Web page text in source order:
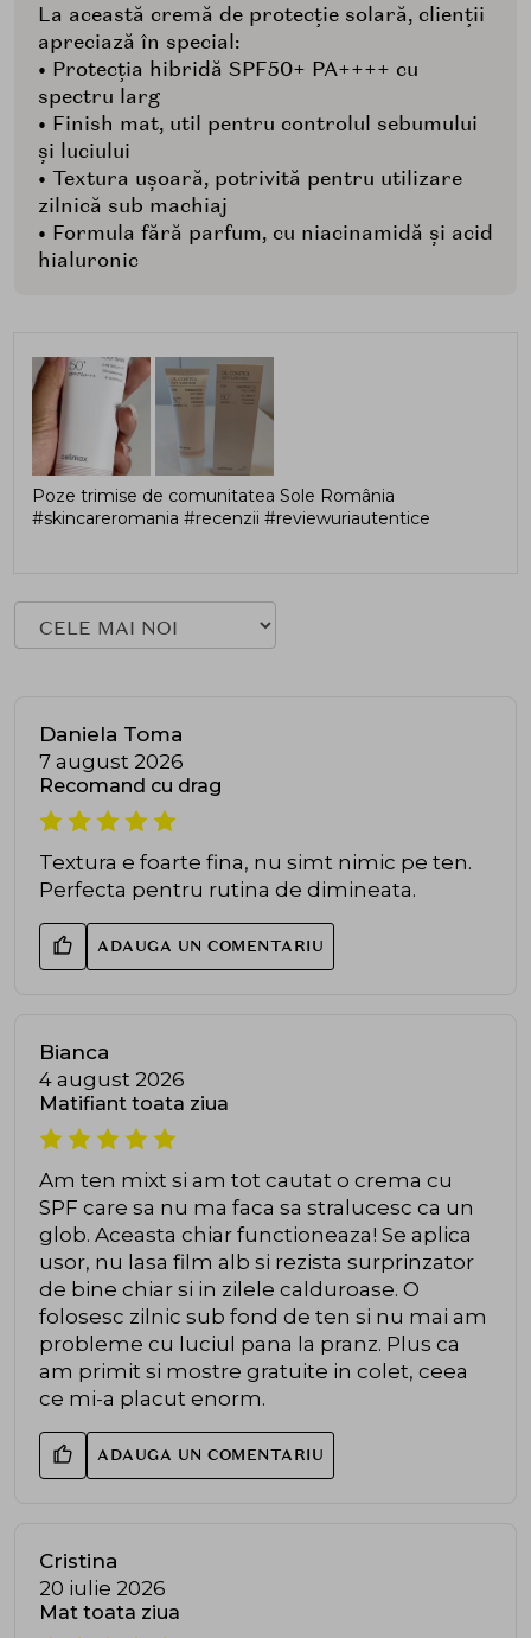
La această cremă de protecție solară, clienții
apreciază în special:
• Protecția hibridă SPF50+ PA++++ cu
spectru larg
• Finish mat, util pentru controlul sebumului
și luciului
• Textura ușoară, potrivită pentru utilizare
zilnică sub machiaj
• Formula fără parfum, cu niacinamidă și acid
hialuronic
Poze trimise de comunitatea Sole România
#skincareromania #recenzii #reviewuriautentice
Daniela Toma
7 august 2026
Recomand cu drag
Textura e foarte fina, nu simt nimic pe ten.
Perfecta pentru rutina de dimineata.
ADAUGA UN COMENTARIU
Bianca
4 august 2026
Matifiant toata ziua
Am ten mixt si am tot cautat o crema cu
SPF care sa nu ma faca sa stralucesc ca un
glob. Aceasta chiar functioneaza! Se aplica
usor, nu lasa film alb si rezista surprinzator
de bine chiar si in zilele calduroase. O
folosesc zilnic sub fond de ten si nu mai am
probleme cu luciul pana la pranz. Plus ca
am primit si mostre gratuite in colet, ceea
ce mi-a placut enorm.
ADAUGA UN COMENTARIU
Cristina
20 iulie 2026
Mat toata ziua